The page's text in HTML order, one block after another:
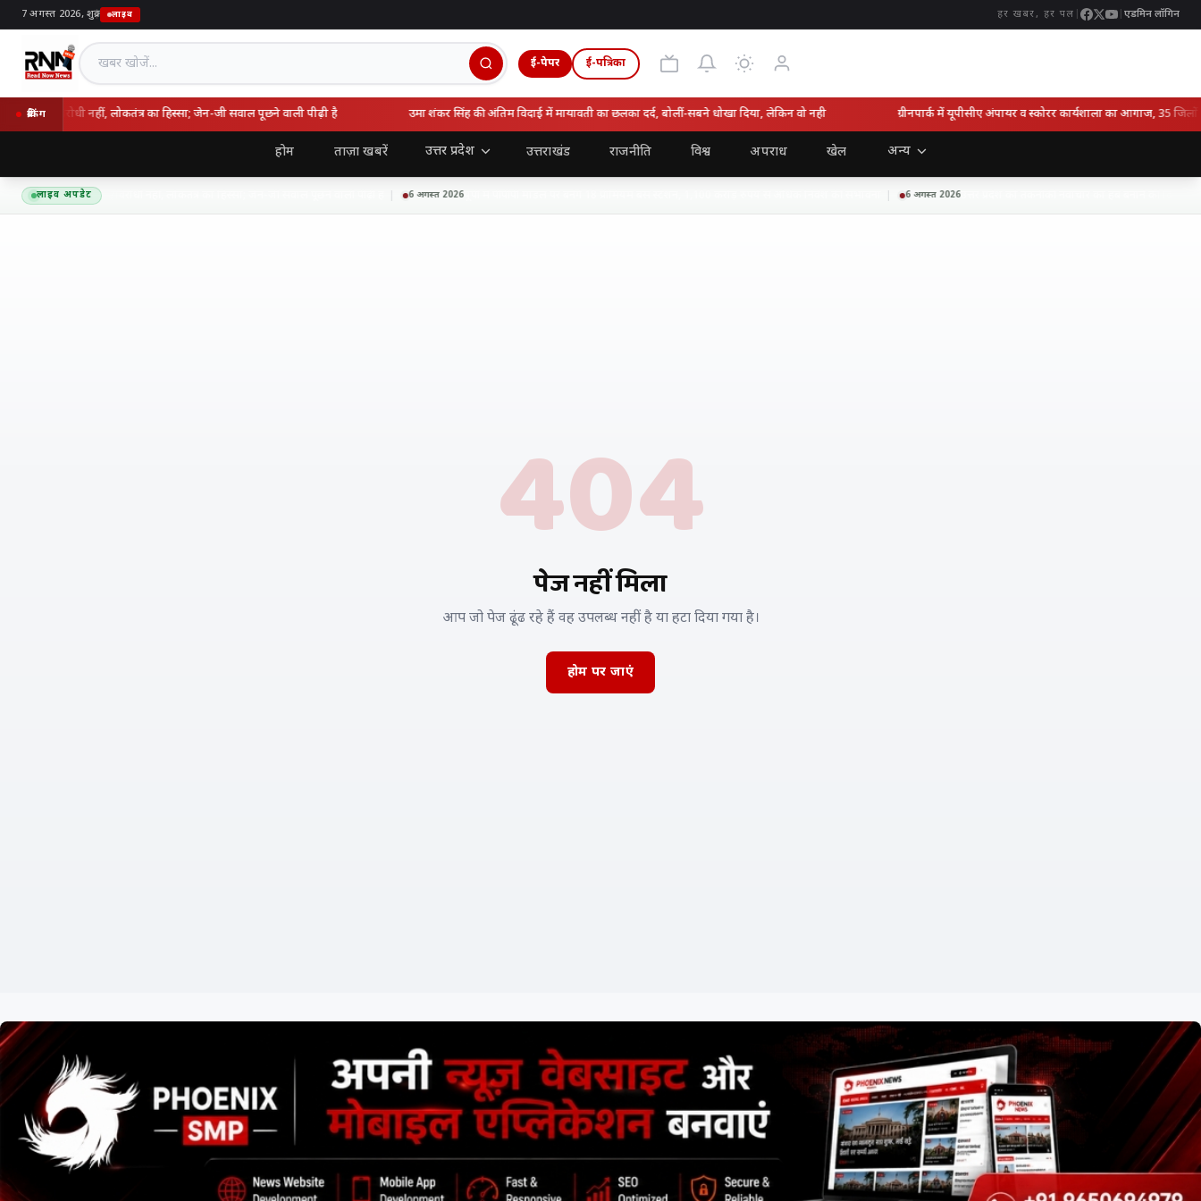
7 अगस्त 2026, शुक्र| लाइव हर खबर, हर पल एडमिन लॉगिन
ई-पेपर ई-पत्रिका
ब्रेकिंग
राष्ट्रविरोधी नहीं, लोकतंत्र का हिस्सा; जेन-जी सवाल पूछने वाली पीढ़ी है उमा शंकर सिंह की अंतिम विदाई में मायावती का छलका दर्द, बोलीं-सबने धोखा दिया, लेकिन वो नही ग्रीनपार्क में यूपीसीए अंपायर व स्कोरर कार्यशाला का आगाज, 35 जिलों के
होम ताज़ा खबरें उत्तर प्रदेश उत्तराखंड राजनीति विश्व अपराध खेल अन्य
लाइव अपडेट
बोले- आंदोलन राष्ट्रविरोधी नहीं, लोकतंत्र का हिस्सा; जेन-जी सवाल पूछने वाली पीढ़ी है 6 अगस्त 2026यूपी में पीपीपी मॉडल पर बनेंगे 18 प्रीमियम बस स्टेशन, 1,100 करोड़ रुपये से अधिक निवेश की संभावना 6 अगस्त 2026उत्तर प्रदेश को तकनीकी नवाचार का हब बनाने की दिशा में
404
पेज नहीं मिला
आप जो पेज ढूंढ रहे हैं वह उपलब्ध नहीं है या हटा दिया गया है।
होम पर जाएं